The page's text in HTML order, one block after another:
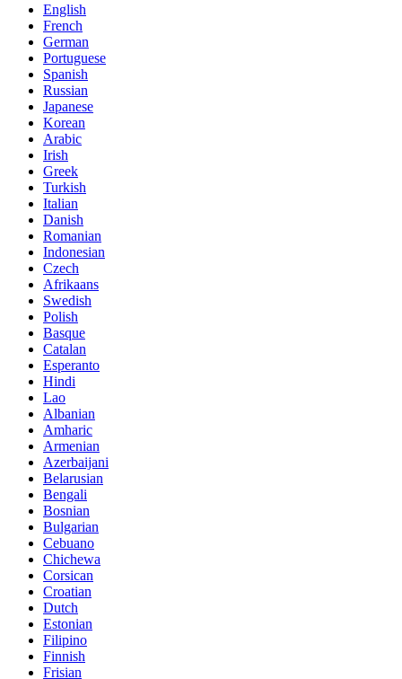
English
French
German
Portuguese
Spanish
Russian
Japanese
Korean
Arabic
Irish
Greek
Turkish
Italian
Danish
Romanian
Indonesian
Czech
Afrikaans
Swedish
Polish
Basque
Catalan
Esperanto
Hindi
Lao
Albanian
Amharic
Armenian
Azerbaijani
Belarusian
Bengali
Bosnian
Bulgarian
Cebuano
Chichewa
Corsican
Croatian
Dutch
Estonian
Filipino
Finnish
Frisian